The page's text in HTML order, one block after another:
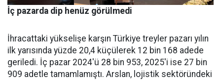
İç pazarda dip henüz görülmedi
İhracattaki yükselişe karşın Türkiye treyler pazarı yılın
ilk yarısında yüzde 20,4 küçülerek 12 bin 168 adede
geriledi. İç pa­zar 2024'ü 28 bin 953, 2025'i ise 27 bin
909 adetle tamamlamış­tı. Arslan, lojistik sektöründeki